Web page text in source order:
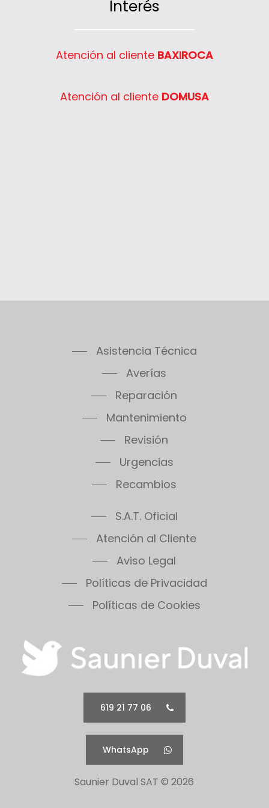
Interés
Atención al cliente BAXIROCA
Atención al cliente DOMUSA
Asistencia Técnica
Averías
Reparación
Mantenimiento
Revisión
Urgencias
Recambios
S.A.T. Oficial
Atención al Cliente
Aviso Legal
Políticas de Privacidad
Políticas de Cookies
619 21 77 06
WhatsApp
Saunier Duval SAT ©2026